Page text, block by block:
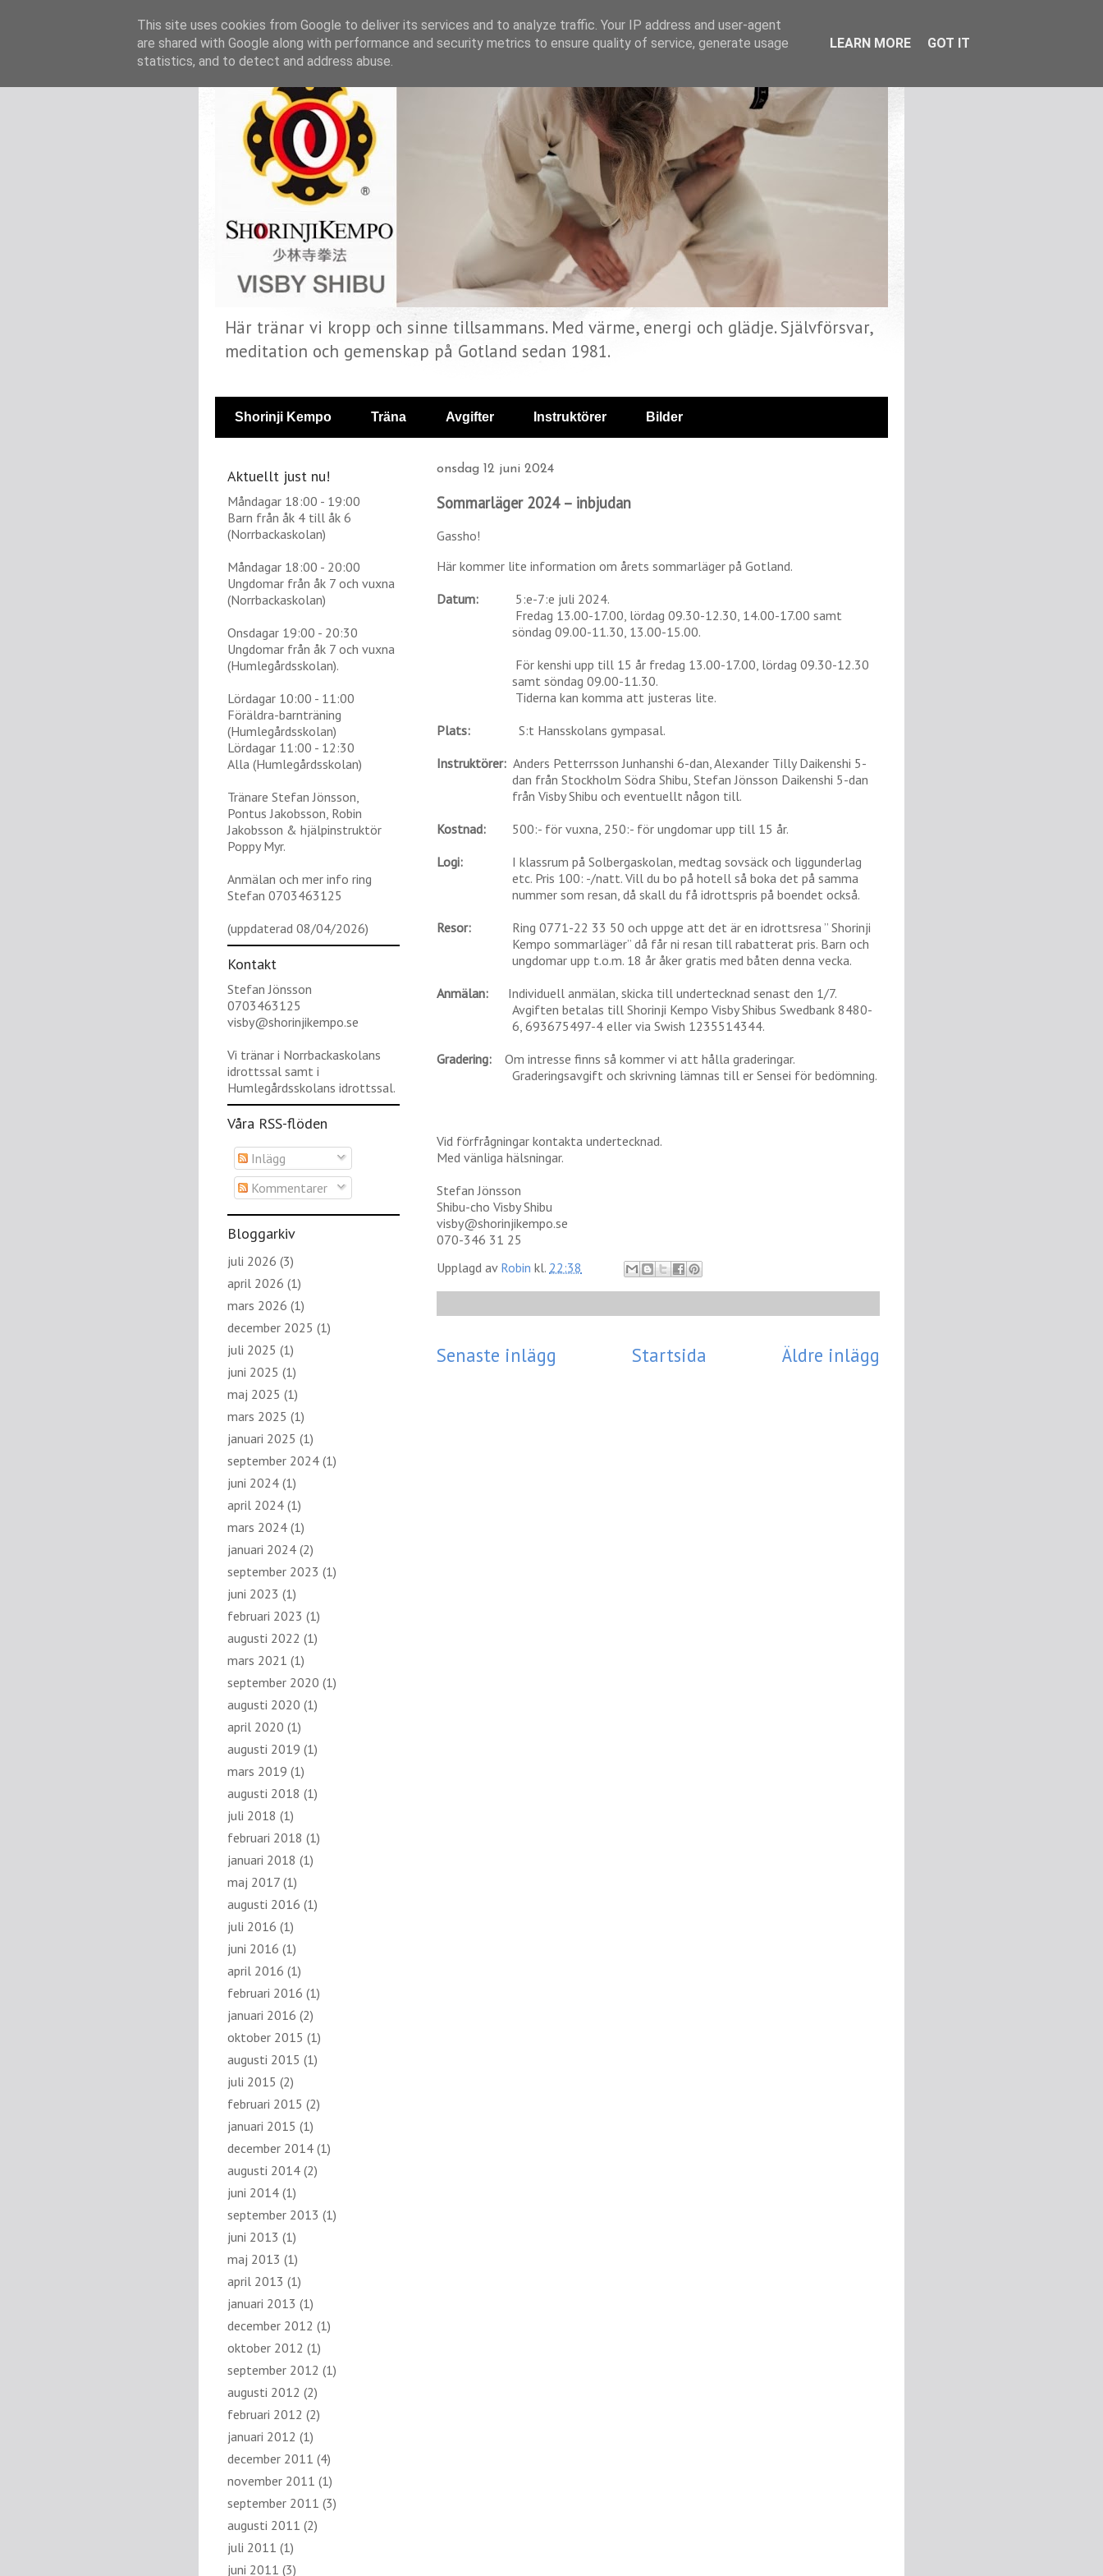
Här tränar vi kropp och sinne tillsammans. Med värme, energi och glädje. Självförsvar,
meditation och gemenskap på Gotland sedan 1981.
Shorinji Kempo Träna Avgifter Instruktörer Bilder
onsdag 12 juni 2024
Sommarläger 2024 – inbjudan
Gassho!
Här kommer lite information om årets sommarläger på Gotland.
Datum:
5:e-7:e juli 2024.
Fredag 13.00-17.00, lördag 09.30-12.30, 14.00-17.00 samt
söndag 09.00-11.30, 13.00-15.00.
För kenshi upp till 15 år fredag 13.00-17.00, lördag 09.30-12.30
samt söndag 09.00-11.30.
Tiderna kan komma att justeras lite.
Plats:
S:t Hansskolans gympasal.
Instruktörer: Anders Petterrsson Junhanshi 6-dan, Alexander Tilly Daikenshi 5-
dan från Stockholm Södra Shibu, Stefan Jönsson Daikenshi 5-dan
från Visby Shibu och eventuellt någon till.
Kostnad:
500:- för vuxna, 250:- för ungdomar upp till 15 år.
Logi:
I klassrum på Solbergaskolan, medtag sovsäck och liggunderlag
etc. Pris 100: -/natt. Vill du bo på hotell så boka det på samma
nummer som resan, då skall du få idrottspris på boendet också.
Resor:
Ring 0771-22 33 50 och uppge att det är en idrottsresa ” Shorinji
Kempo sommarläger” då får ni resan till rabatterat pris. Barn och
ungdomar upp t.o.m. 18 år åker gratis med båten denna vecka.
Anmälan:
Individuell anmälan, skicka till undertecknad senast den 1/7.
Avgiften betalas till Shorinji Kempo Visby Shibus Swedbank 8480-
6, 693675497-4 eller via Swish 1235514344.
Gradering:
Om intresse finns så kommer vi att hålla graderingar.
Graderingsavgift och skrivning lämnas till er Sensei för bedömning.
Vid förfrågningar kontakta undertecknad.
Med vänliga hälsningar.
Stefan Jönsson
Shibu-cho Visby Shibu
visby@shorinjikempo.se
070-346 31 25
Upplagd av Robin kl. 22:38
Senaste inlägg Äldre inlägg
Startsida
Aktuellt just nu!
Måndagar 18:00 - 19:00
Barn från åk 4 till åk 6
(Norrbackaskolan)
Måndagar 18:00 - 20:00
Ungdomar från åk 7 och vuxna
(Norrbackaskolan)
Onsdagar 19:00 - 20:30
Ungdomar från åk 7 och vuxna
(Humlegårdsskolan).
Lördagar 10:00 - 11:00
Föräldra-barnträning
(Humlegårdsskolan)
Lördagar 11:00 - 12:30
Alla (Humlegårdsskolan)
Tränare Stefan Jönsson,
Pontus Jakobsson, Robin
Jakobsson & hjälpinstruktör
Poppy Myr.
Anmälan och mer info ring
Stefan 0703463125
(uppdaterad 08/04/2026)
Kontakt
Stefan Jönsson
0703463125
visby@shorinjikempo.se
Vi tränar i Norrbackaskolans
idrottssal samt i
Humlegårdsskolans idrottssal.
Våra RSS-flöden
Inlägg
Kommentarer
Bloggarkiv
juli 2026 (3)
april 2026 (1)
mars 2026 (1)
december 2025 (1)
juli 2025 (1)
juni 2025 (1)
maj 2025 (1)
mars 2025 (1)
januari 2025 (1)
september 2024 (1)
juni 2024 (1)
april 2024 (1)
mars 2024 (1)
januari 2024 (2)
september 2023 (1)
juni 2023 (1)
februari 2023 (1)
augusti 2022 (1)
mars 2021 (1)
september 2020 (1)
augusti 2020 (1)
april 2020 (1)
augusti 2019 (1)
mars 2019 (1)
augusti 2018 (1)
juli 2018 (1)
februari 2018 (1)
januari 2018 (1)
maj 2017 (1)
augusti 2016 (1)
juli 2016 (1)
juni 2016 (1)
april 2016 (1)
februari 2016 (1)
januari 2016 (2)
oktober 2015 (1)
augusti 2015 (1)
juli 2015 (2)
februari 2015 (2)
januari 2015 (1)
december 2014 (1)
augusti 2014 (2)
juni 2014 (1)
september 2013 (1)
juni 2013 (1)
maj 2013 (1)
april 2013 (1)
januari 2013 (1)
december 2012 (1)
oktober 2012 (1)
september 2012 (1)
augusti 2012 (2)
februari 2012 (2)
januari 2012 (1)
december 2011 (4)
november 2011 (1)
september 2011 (3)
augusti 2011 (2)
juli 2011 (1)
juni 2011 (3)
This site uses cookies from Google to deliver its services and to analyze traffic. Your IP address and user-agent
are shared with Google along with performance and security metrics to ensure quality of service, generate usage
statistics, and to detect and address abuse.
LEARN MORE GOT IT